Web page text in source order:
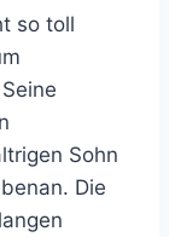
so toll
Sohn
Die